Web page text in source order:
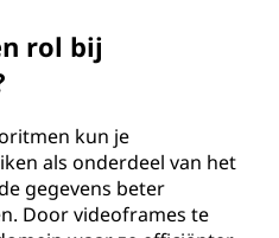
rol bij
kun je
als onderdeel van het
gegevens beter
Door videoframes te